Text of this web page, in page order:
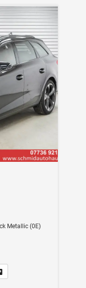
Metallic (0E)
(PDF)
Fahrzeug parken